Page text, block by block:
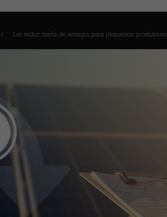
Lei reduz tarifa de energia para pequenos produtores